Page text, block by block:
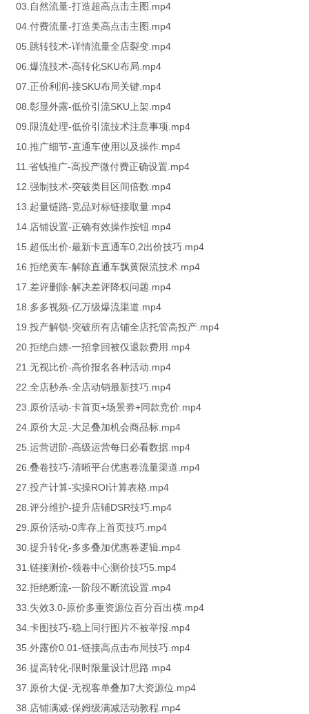
03.自然流量-打造超高点击主图.mp4
04.付费流量-打造美高点击主图.mp4
05.跳转技术-详情流量全店裂变.mp4
06.爆流技术-高转化SKU布局.mp4
07.正价利润-接SKU布局关键.mp4
08.彰显外露-低价引流SKU上架.mp4
09.限流处理-低价引流技术注意事项.mp4
10.推广细节-直通车使用以及操作.mp4
11.省钱推广-高投产微付费正确设置.mp4
12.强制技术-突破类目区间倍数.mp4
13.起量链路-竞品对标链接取量.mp4
14.店铺设置-正确有效操作按钮.mp4
15.超低出价-最新卡直通车0,2出价技巧.mp4
16.拒绝黄车-解除直通车飘黄限流技术.mp4
17.差评删除-解决差评降权问题.mp4
18.多多视频-亿万级爆流渠道.mp4
19.投产解锁-突破所有店铺全店托管高投产.mp4
20.拒绝白嫖-一招拿回被仅退款费用.mp4
21.无视比价-高价报名各种活动.mp4
22.全店秒杀-全店动销最新技巧.mp4
23.原价活动-卡首页+场景券+同款竞价.mp4
24.原价大足-大足叠加机会商品标.mp4
25.运营进阶-高级运营每日必看数据.mp4
26.叠卷技巧-清晰平台优惠卷流量渠道.mp4
27.投产计算-实操ROI计算表格.mp4
28.评分维护-提升店铺DSR技巧.mp4
29.原价活动-0库存上首页技巧.mp4
30.提升转化-多多叠加优惠卷逻辑.mp4
31.链接测价-领卷中心测价技巧5.mp4
32.拒绝断流-一阶段不断流设置.mp4
33.失效3.0-原价多重资源位百分百出横.mp4
34.卡图技巧-稳上同行图片不被举报.mp4
35.外露价0.01-链接高点击布局技巧.mp4
36.提高转化-限时限量设计思路.mp4
37.原价大促-无视客单叠加7大资源位.mp4
38.店铺满减-保姆级满减活动教程.mp4